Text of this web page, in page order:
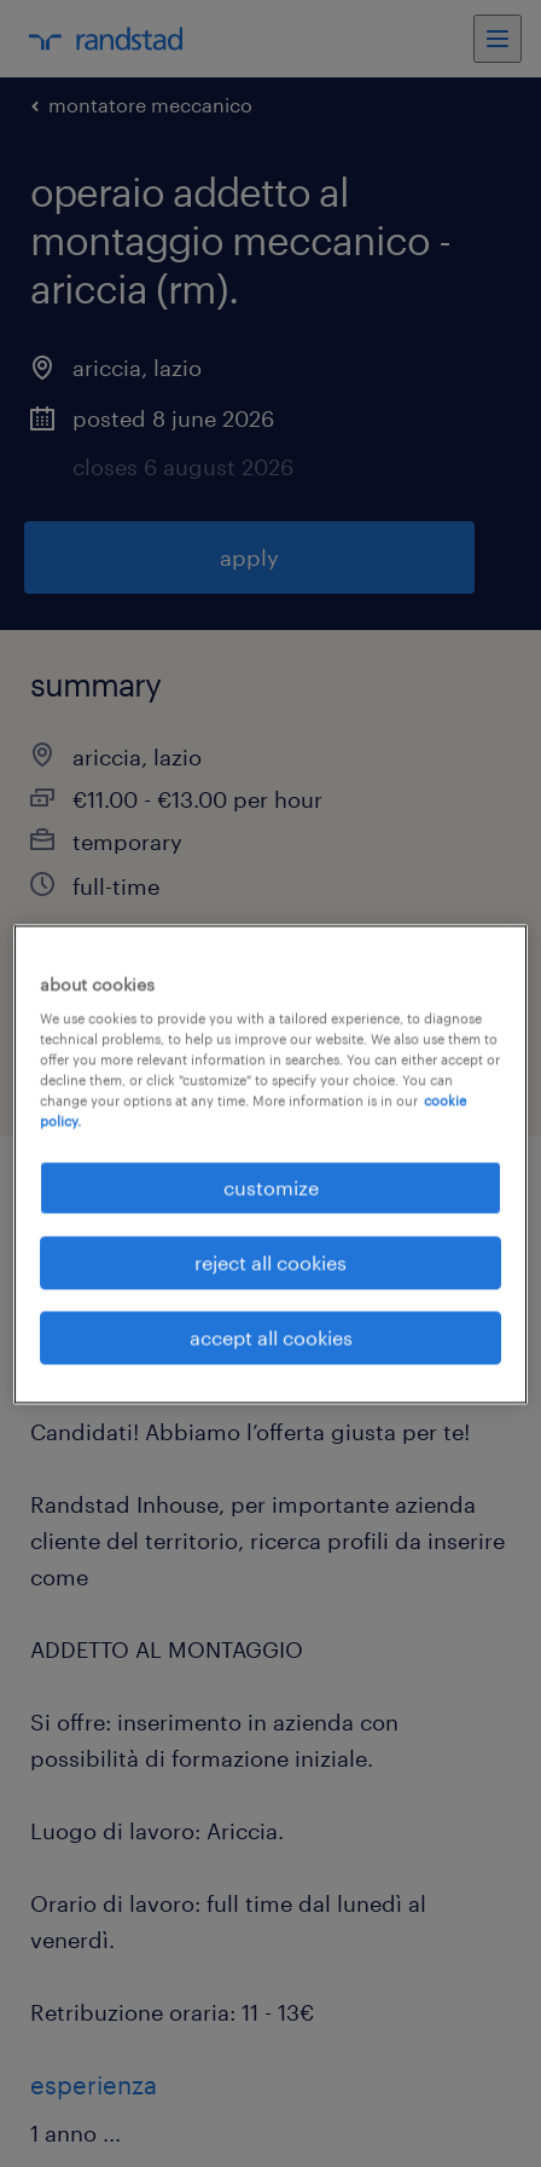
montatore meccanico
operaio addetto al
montaggio meccanico -
ariccia (rm).
ariccia, lazio
posted 8 june 2026
closes 6 august 2026
apply
summary
ariccia, lazio
€11.00 - €13.00 per hour
temporary
full-time
job category
other
job details
Hai la licenza media o il Diploma e ti
interessano attività come il montaggio e la
saldobrasatura?
Candidati! Abbiamo l’offerta giusta per te!
Randstad Inhouse, per importante azienda
cliente del territorio, ricerca profili da inserire
come
ADDETTO AL MONTAGGIO
Si offre: inserimento in azienda con
possibilità di formazione iniziale.
Luogo di lavoro: Ariccia.
Orario di lavoro: full time dal lunedì al
venerdì.
Retribuzione oraria: 11 - 13€
esperienza
1 anno ...
about cookies
We use cookies to provide you with a tailored experience, to diagnose
technical problems, to help us improve our website. We also use them to
offer you more relevant information in searches. You can either accept or
decline them, or click "customize" to specify your choice. You can
change your options at any time. More information is in our cookie
policy.
customize
reject all cookies
accept all cookies